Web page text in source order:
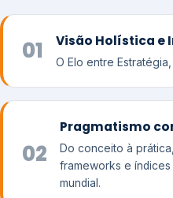
01 Visão Holística e
O Elo entre
02
Pragmatismo
Do conceito à
frameworks e
mundial.